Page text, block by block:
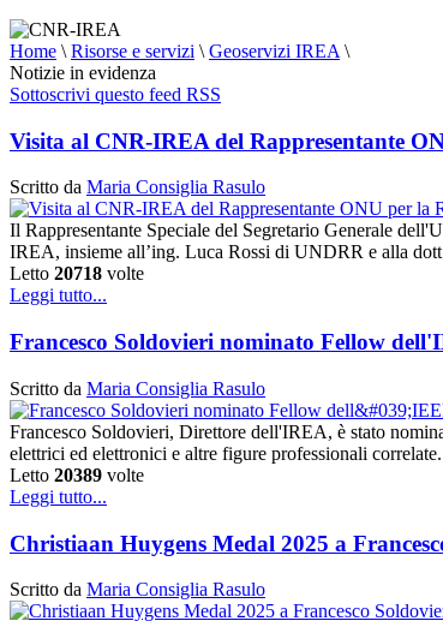
Home \ Risorse e servizi \ Geoservizi IREA \
Notizie in evidenza
Sottoscrivi questo feed RSS
Visita al CNR-IREA del Rappresentante
Scritto da Maria Consiglia Rasulo
Il Rappresentante Speciale del Segretario Generale
IREA, insieme all’ing. Luca Rossi di UNDRR e alla
Letto 20718 volte
Leggi tutto...
Francesco Soldovieri nominato Fellow
Scritto da Maria Consiglia Rasulo
Francesco Soldovieri, Direttore dell'IREA, è stato
elettrici ed elettronici e altre figure professionali
Letto 20389 volte
Leggi tutto...
Christiaan Huygens Medal 2025 a
Scritto da Maria Consiglia Rasulo